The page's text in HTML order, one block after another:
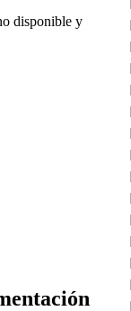
disponible y